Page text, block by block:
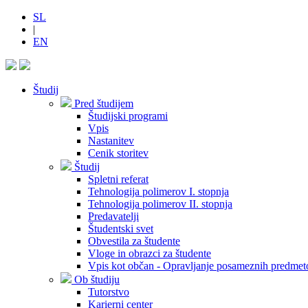
SL
|
EN
Študij
Pred študijem
Študijski programi
Vpis
Nastanitev
Cenik storitev
Študij
Spletni referat
Tehnologija polimerov I. stopnja
Tehnologija polimerov II. stopnja
Predavatelji
Študentski svet
Obvestila za študente
Vloge in obrazci za študente
Vpis kot občan - Opravljanje posameznih
Ob študiju
Tutorstvo
Karierni center